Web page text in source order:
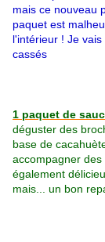
mais ce nouveau
paquet est
l'intérieur ! Je
cassés
1 paquet de
déguster des
base de
accompagner
également
mais... un bon